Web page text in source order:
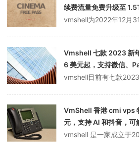
续费流量免费升级至
Vmshell 七款 2023 新
6 美元起，支持微信、
VmShell 香港 cmi vps
元，支持 AI 和抖音，可